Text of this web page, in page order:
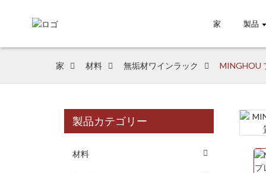
家 製品
家 材料 無垢材ワインラック MINGHOU
製品カテゴリー
材料
Loading...
Loading...